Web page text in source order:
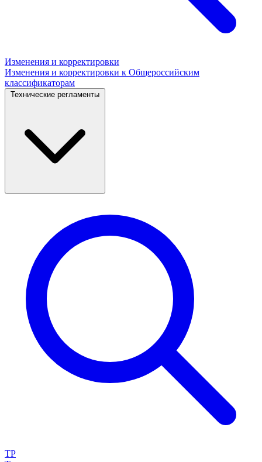
Изменения и корректировки
Изменения и корректировки к Общероссийским
классификаторам
Технические регламенты
ТР